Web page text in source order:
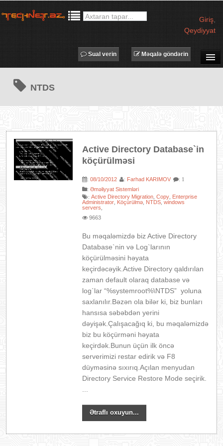
Giriş
Qeydiyyat
MƏQALƏLƏR
PROQRAMLAR
IT LÜĞƏT
XƏBƏRLƏR
Məqalə göndərin
Sual verin
NTDS
Active Directory Database`in
köçürülməsi
:08/10/2012 : Farhad KARIMOV : 1
:Əməliyyat Sistemləri
:Active Directory Migration ,Copy Enterprise
Administrator Köçürülmə NTDS ,windows
servers
9663
Bu məqaləmizdə biz Active Directory
Database`nin və Log`larının
köçürülməsini həyata
keçirdəcəyik.Active Directory qaldırılan
zaman default olaraq database və
log`lar “%systemroot%\NTDS” yoluna
saxlanılır.Bəzən ola bilər ki, biz bunları
hansısa səbəbdən yerini
dəyişək.Çalışacağıq ki, bu məqaləmizdə
biz bu köçürməni həyata
keçirdək.Bunun üçün ilk öncə
serverimizi restar edirik və F8
düyməsinə sıxırıq.Açılan menyudan
Directory Service Restore Mode seçirik.
Ətraflı oxuyun...